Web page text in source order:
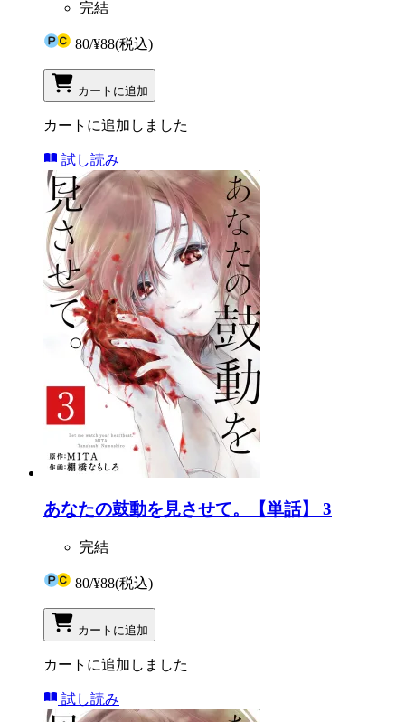
完結
80/¥88(税込)
カートに追加
カートに追加しました
試し読み
あなたの鼓動を見させて。【単話】 3
完結
80/¥88(税込)
カートに追加
カートに追加しました
試し読み